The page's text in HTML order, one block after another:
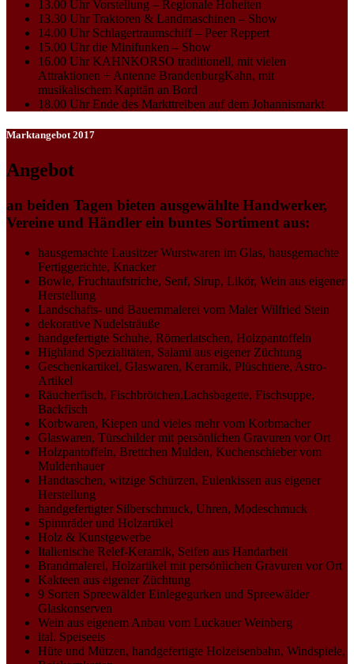
13.00 Uhr Vorstellung – Regionale Hoheiten
13.30 Uhr Traktoren & Landmaschinen – Show
14.00 Uhr Schlagertraumschiff – Peer Reppert
15.00 Uhr die Minifunken – Show
16.00 Uhr KAHNKORSO traditionell, mit vielen
Attraktionen + Antenne BrandenburgKahn, mit
musikalischem Kapitän an Bord
18.00 Uhr Ende des Markttreiben auf dem Johannismarkt
Marktangebot 2017
Angebot
an beiden Tagen bieten ausgewählte Handwerker,
Vereine und Händler ein buntes Sortiment aus:
hausgemachte Lausitzer Wurstwaren im Glas, hausgemachte
Fertiggerichte, Knacker
Bowle, Fruchtaufstriche, Senf, Sirup, Likör, Wein aus eigener
Herstellung
Landschafts- und Bauernmalerei vom Maler Wilfried Stein
dekorative Nudelsträuße
handgefertigte Schuhe, Römerlatschen, Holzpantoffeln
Highland Spezialitäten, Salami aus eigener Züchtung
Geschenkartikel, Glaswaren, Keramik, Plüschtiere, Astro-
Artikel
Räucherfisch, Fischbrötchen,Lachsbagette, Fischsuppe,
Backfisch
Korbwaren, Kiepen und vieles mehr vom Korbmacher
Glaswaren, Türschilder mit persönlichen Gravuren vor Ort
Holzpantoffeln, Brettchen Mulden, Kuchenschieber vom
Muldenhauer
Handtaschen, witzige Schürzen, Eulenkissen aus eigener
Herstellung
handgefertigter Silberschmuck, Uhren, Modeschmuck
Spinnräder und Holzartikel
Holz & Kunstgewerbe
Italienische Relef-Keramik, Seifen aus Handarbeit
Brandmalerei, Holzartikel mit persönlichen Gravuren vor Ort
Kakteen aus eigener Züchtung
9 Sorten Spreewälder Einlegegurken und Spreewälder
Glaskonserven
Wein aus eigenem Anbau vom Luckauer Weinberg
ital. Speiseeis
Hüte und Mützen, handgefertigte Holzeisenbahn, Windspiele,